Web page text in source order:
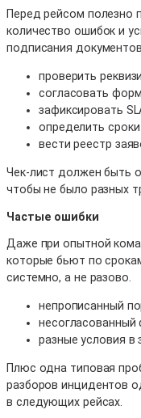
Перед рейсом полезно
количество ошибок и
подписания документов.
проверить
согласовать
зафиксировать
определить
вести реестр
Чек-лист должен быть
чтобы не было разных
Частые ошибки
Даже при опытной
которые бьют по
системно, а не разово.
непрописанный
разные условия в
Плюс одна типовая
разборов инцидентов
в следующих рейсах.